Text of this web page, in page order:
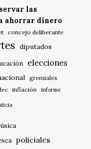
las
ahorrar dinero
concejo deliberante
diputados
elecciones
gremiales
inflación informe
policiales